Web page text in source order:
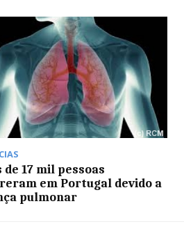
de 17 mil pessoas
em Portugal devido a
pulmonar